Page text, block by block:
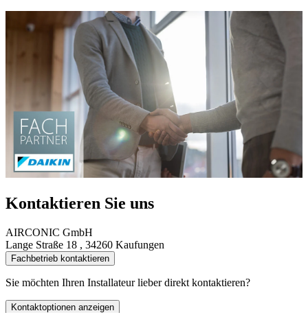
Kontaktieren Sie uns
AIRCONIC GmbH
Lange Straße 18 , 34260 Kaufungen
Fachbetrieb kontaktieren
Sie möchten Ihren Installateur lieber direkt kontaktieren?
Kontaktoptionen anzeigen